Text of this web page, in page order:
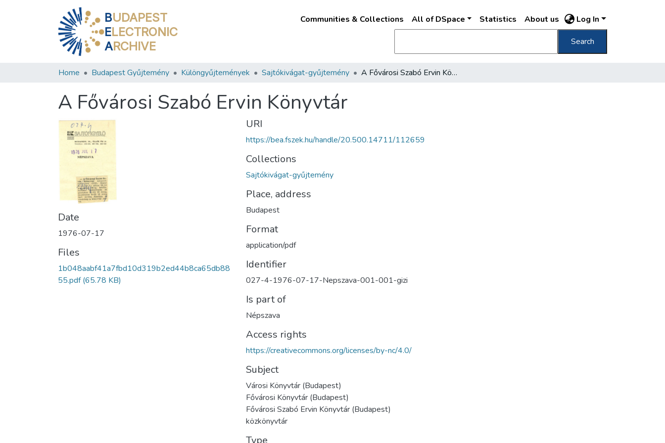
BUDAPEST
ELECTRONIC
ARCHIVE
Communities & Collections All of DSpace Statistics About us Log In
Search
Home Budapest Gyűjtemény Különgyűjtemények Sajtókivágat-gyűjtemény A Fővárosi Szabó Ervin Könyvtár
A Fővárosi Szabó Ervin Könyvtár
Date
1976-07-17
Files
1b048aabf41a7fbd10d319b2ed44b8ca65db88
55.pdf(65.78 KB)
URI
https://bea.fszek.hu/handle/20.500.14711/112659
Collections
Sajtókivágat-gyűjtemény
Place, address
Budapest
Format
application/pdf
Identifier
027-4-1976-07-17-Nepszava-001-001-gizi
Is part of
Népszava
Access rights
https://creativecommons.org/licenses/by-nc/4.0/
Subject
Városi Könyvtár (Budapest)
Fővárosi Könyvtár (Budapest)
Fővárosi Szabó Ervin Könyvtár (Budapest)
közkönyvtár
Type